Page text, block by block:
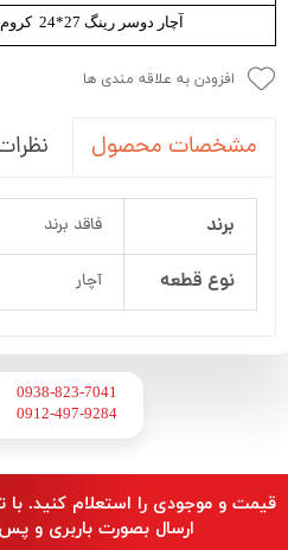
آچار دوسر رینگ 27*24 کروم وانادیوم
افزودن به علاقه مندی ها
مشخصات محصول
برند فاقد برند
نوع قطعه آچار
0938-823-7041
​​​​​​​0912-497-9284
​قیمت و موجودی را استعلام کنید. با
ارسال بصورت باربری و